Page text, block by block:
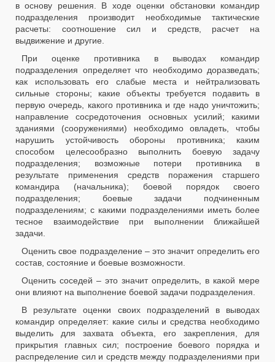
в основу решения. В ходе оценки обстановки командир
подразделения производит необходимые тактические
расчеты: соотношение сил и средств, расчет на
выдвижение и другие.
При оценке противника в выводах командир
подразделения определяет что необходимо доразведать;
как использовать его слабые места и нейтрализовать
сильные стороны; какие объекты требуется подавить в
первую очередь, какого противника и где надо уничтожить;
направление сосредоточения основных усилий; какими
зданиями (сооружениями) необходимо овладеть, чтобы
нарушить устойчивость обороны противника; каким
способом целесообразно выполнить боевую задачу
подразделения; возможные потери противника в
результате применения средств поражения старшего
командира (начальника); боевой порядок своего
подразделения; боевые задачи подчиненным
подразделениям; с какими подразделениями иметь более
тесное взаимодействие при выполнении ближайшей
задачи.
Оценить свое подразделение – это значит определить его
состав, состояние и боевые возможности.
Оценить соседей – это значит определить, в какой мере
они влияют на выполнение боевой задачи подразделения.
В результате оценки своих подразделений в выводах
командир определяет: какие силы и средства необходимо
выделить для захвата объекта, его закрепления, для
прикрытия главных сил; построение боевого порядка и
распределение сил и средств между подразделениями при